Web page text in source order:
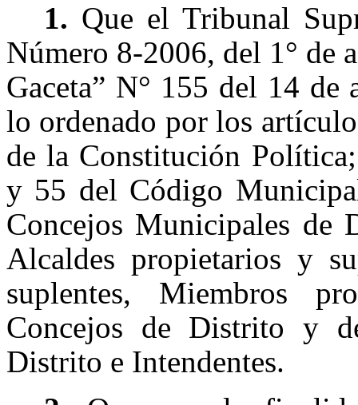
1. Que el Tribunal
Número 8-2006, del 1° de
Gaceta” N° 155 del 14
lo ordenado por los
de la Constitución
y 55 del Código
Concejos Municipales de
Alcaldes propietarios y
suplentes, Miembros
Concejos de Distrito y
Distrito e Intendentes.